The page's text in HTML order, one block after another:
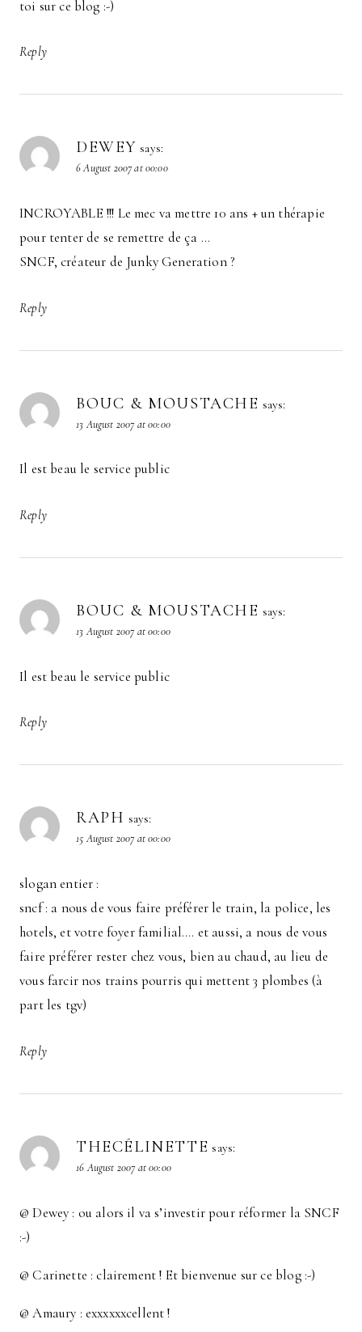
toi sur ce blog :-)
Reply
DEWEY says:
6 August 2007 at 00:00
INCROYABLE !!! Le mec va mettre 10 ans + un thérapie
pour tenter de se remettre de ça …
SNCF, créateur de Junky Generation ?
Reply
BOUC & MOUSTACHE says:
13 August 2007 at 00:00
Il est beau le service public
Reply
BOUC & MOUSTACHE says:
13 August 2007 at 00:00
Il est beau le service public
Reply
RAPH says:
15 August 2007 at 00:00
slogan entier :
sncf : a nous de vous faire préférer le train, la police, les
hotels, et votre foyer familial…. et aussi, a nous de vous
faire préférer rester chez vous, bien au chaud, au lieu de
vous farcir nos trains pourris qui mettent 3 plombes (à
part les tgv)
Reply
THECÉLINETTE says:
16 August 2007 at 00:00
@ Dewey : ou alors il va s’investir pour réformer la SNCF
:-)
@ Carinette : clairement ! Et bienvenue sur ce blog :-)
@ Amaury : exxxxxxcellent !